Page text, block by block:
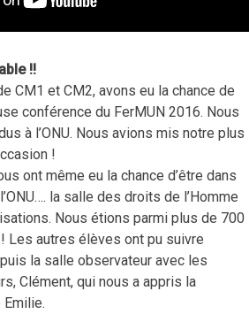
!!
CM1 et CM2, avons eu la chance de
conférence du FerMUN 2016. Nous
à l’ONU. Nous avions mis notre plus
!
ont même eu la chance d’être dans
la salle des droits de l’Homme
Nous étions parmi plus de 700
Les autres élèves ont pu suivre
la salle observateur avec les
Clément, qui nous a appris la